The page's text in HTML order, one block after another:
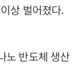
상 벌어졌다.
노 반도체 생산